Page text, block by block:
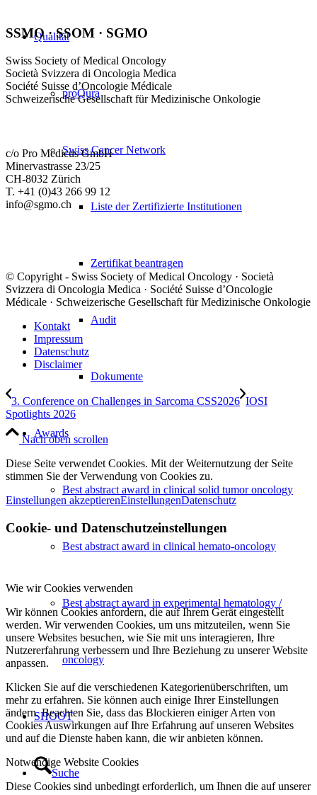
Qualität
proQura
Swiss Cancer Network
Liste der Zertifizierte Institutionen
Zertifikat beantragen
Audit
Dokumente
Awards
Best abstract award in clinical solid tumor oncology
Best abstract award in clinical hemato-oncology
Best abstract award in experimental hematology /
oncology
SHOOT
Suche
SSMO · SSOM · SGMO
Swiss Society of Medical Oncology
Società Svizzera di Oncologia Medica
Société Suisse d’Oncologie Médicale
Schweizerische Gesellschaft für Medizinische Onkologie
c/o Pro Medicus GmbH
Minervastrasse 23/25
CH-8032 Zürich
T. +41 (0)43 266 99 12
info@sgmo.ch
© Copyright - Swiss Society of Medical Oncology · Società
Svizzera di Oncologia Medica · Société Suisse d’Oncologie
Médicale · Schweizerische Gesellschaft für Medizinische Onkologie
Kontakt
Impressum
Datenschutz
Disclaimer
3. Conference on Challenges in Sarcoma CSS2026 IOSI
Spotlights 2026
Nach oben scrollen
Diese Seite verwendet Cookies. Mit der Weiternutzung der Seite
stimmen Sie der Verwendung von Cookies zu.
Einstellungen akzeptierenEinstellungenDatenschutz
Cookie- und Datenschutzeinstellungen
Wie wir Cookies verwenden
Wir können Cookies anfordern, die auf Ihrem Gerät eingestellt
werden. Wir verwenden Cookies, um uns mitzuteilen, wenn Sie
unsere Websites besuchen, wie Sie mit uns interagieren, Ihre
Nutzererfahrung verbessern und Ihre Beziehung zu unserer Website
anpassen.
Klicken Sie auf die verschiedenen Kategorienüberschriften, um
mehr zu erfahren. Sie können auch einige Ihrer Einstellungen
ändern. Beachten Sie, dass das Blockieren einiger Arten von
Cookies Auswirkungen auf Ihre Erfahrung auf unseren Websites
und auf die Dienste haben kann, die wir anbieten können.
Notwendige Website Cookies
Diese Cookies sind unbedingt erforderlich, um Ihnen die auf unserer